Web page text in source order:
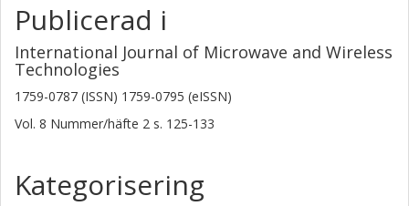
Publicerad i
International Journal of Microwave and Wireless
Technologies
1759-0787 (ISSN) 1759-0795 (eISSN)
Vol. 8 Nummer/häfte 2 s. 125-133
Kategorisering